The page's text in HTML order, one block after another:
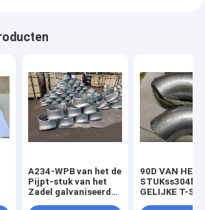
A234-WPB van het de
Pijpt-stuk van het
Zadel galvaniseerde
90D VAN HET
STUKss304l
GELIJKE T-